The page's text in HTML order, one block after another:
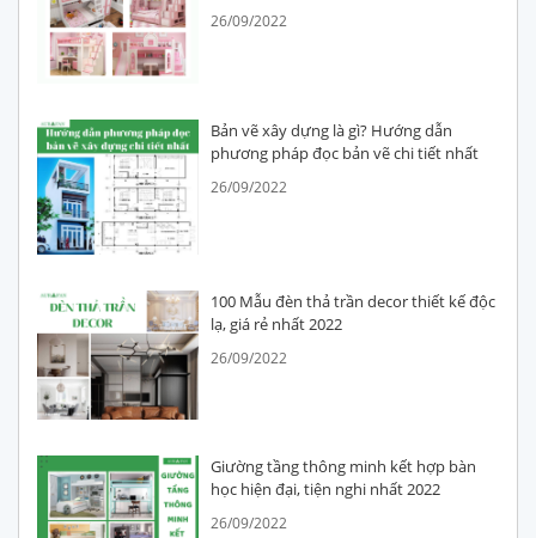
26/09/2022
Bản vẽ xây dựng là gì? Hướng dẫn
phương pháp đọc bản vẽ chi tiết nhất
26/09/2022
100 Mẫu đèn thả trần decor thiết kế độc
lạ, giá rẻ nhất 2022
26/09/2022
Giường tầng thông minh kết hợp bàn
học hiện đại, tiện nghi nhất 2022
26/09/2022